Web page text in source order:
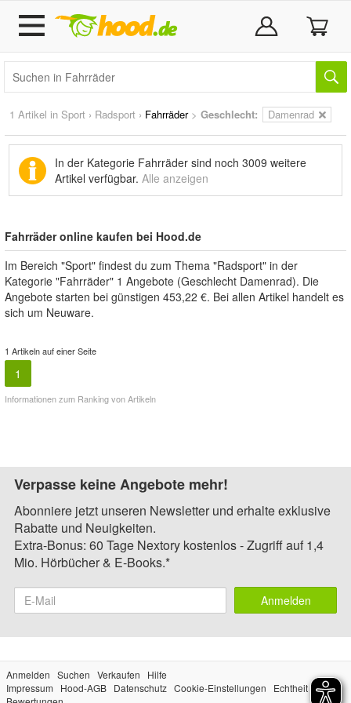
1 Artikel in Sport › Radsport › Fahrräder> Geschlecht: Damenrad
In der Kategorie Fahrräder sind noch 3009 weitere
Artikel verfügbar. Alle anzeigen
Fahrräder online kaufen bei Hood.de
Im Bereich "Sport" findest du zum Thema "Radsport" in der
Kategorie "Fahrräder" 1 Angebote (Geschlecht Damenrad). Die
Angebote starten bei günstigen 453,22 €. Bei allen Artikel handelt es
sich um Neuware.
1 Artikeln auf einer Seite
1
Informationen zum Ranking von Artikeln
Verpasse keine Angebote mehr!
Abonniere jetzt unseren Newsletter und erhalte exklusive
Rabatte und Neuigkeiten.
Extra-Bonus: 60 Tage Nextory kostenlos - Zugriff auf 1,4
Mio. Hörbücher & E-Books.*
Anmelden
Anmelden Suchen Verkaufen
Hilfe
Impressum
Hood-AGB Datenschutz Cookie-Einstellungen
Echtheit der